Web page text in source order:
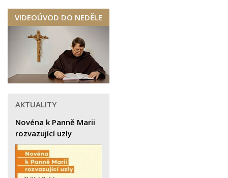
VIDEOÚVOD DO NEDĚLE
AKTUALITY
Novéna k Panně Marii
rozvazující uzly